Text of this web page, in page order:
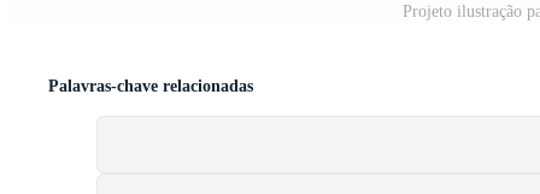
Projeto ilustração
Palavras-chave relacionadas